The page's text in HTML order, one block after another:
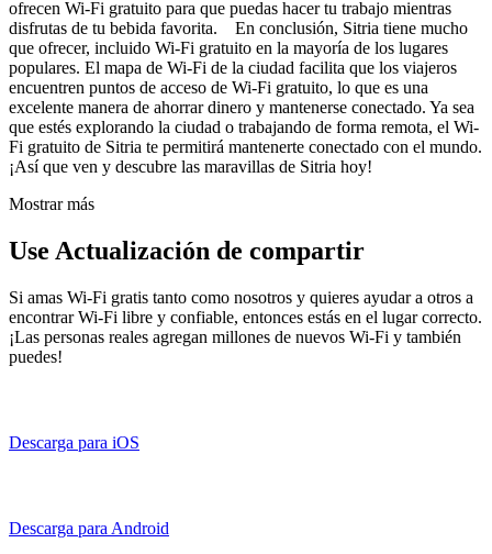
ofrecen Wi-Fi gratuito para que puedas hacer tu trabajo mientras
disfrutas de tu bebida favorita. En conclusión, Sitria tiene mucho
que ofrecer, incluido Wi-Fi gratuito en la mayoría de los lugares
populares. El mapa de Wi-Fi de la ciudad facilita que los viajeros
encuentren puntos de acceso de Wi-Fi gratuito, lo que es una
excelente manera de ahorrar dinero y mantenerse conectado. Ya sea
que estés explorando la ciudad o trabajando de forma remota, el Wi-
Fi gratuito de Sitria te permitirá mantenerte conectado con el mundo.
¡Así que ven y descubre las maravillas de Sitria hoy!
Mostrar más
Use Actualización de compartir
Si amas Wi-Fi gratis tanto como nosotros y quieres ayudar a otros a
encontrar Wi-Fi libre y confiable, entonces estás en el lugar correcto.
¡Las personas reales agregan millones de nuevos Wi-Fi y también
puedes!
Descarga para iOS
Descarga para Android